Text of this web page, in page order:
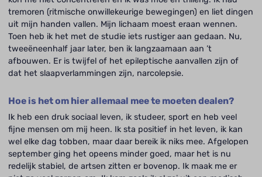
tremoren (ritmische onwillekeurige bewegingen) en liet dingen
uit mijn handen vallen. Mijn lichaam moest eraan wennen.
Toen heb ik het met de studie iets rustiger aan gedaan. Nu,
tweeëneenhalf jaar later, ben ik langzaamaan aan ’t
afbouwen. Er is twijfel of het epileptische aanvallen zijn of
dat het slaapverlammingen zijn, narcolepsie.
Hoe is het om hier allemaal mee te moeten dealen?
Ik heb een druk sociaal leven, ik studeer, sport en heb veel
fijne mensen om mij heen. Ik sta positief in het leven, ik kan
wel elke dag tobben, maar daar bereik ik niks mee. Afgelopen
september ging het opeens minder goed, maar het is nu
redelijk stabiel, de artsen zitten er bovenop. Ik maak me er